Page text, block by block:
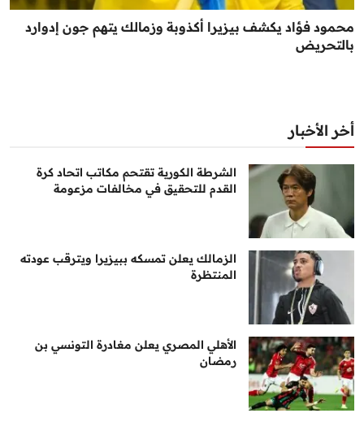
محمود فؤاد يكشف بيزيرا أكذوبة وزمالك يتهم جون إدوارد
بالتحريض
أخر الأخبار
الشرطة الكورية تقتحم مكاتب اتحاد كرة
القدم للتحقيق في مخالفات مزعومة
الزمالك يعلن تمسكه ببيزيرا ويترقب عودته
المنتظرة
الأهلي المصري يعلن مغادرة التونسي بن
رمضان